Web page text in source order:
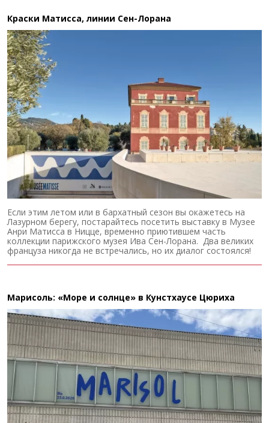
Краски Матисса, линии Сен-Лорана
Если этим летом или в бархатный сезон вы окажетесь на
Лазурном берегу, постарайтесь посетить выставку в Музее
Анри Матисса в Ницце, временно приютившем часть
коллекции парижского музея Ива Сен-Лорана. Два великих
француза никогда не встречались, но их диалог состоялся!
Марисоль: «Море и солнце» в Кунстхаусе Цюриха